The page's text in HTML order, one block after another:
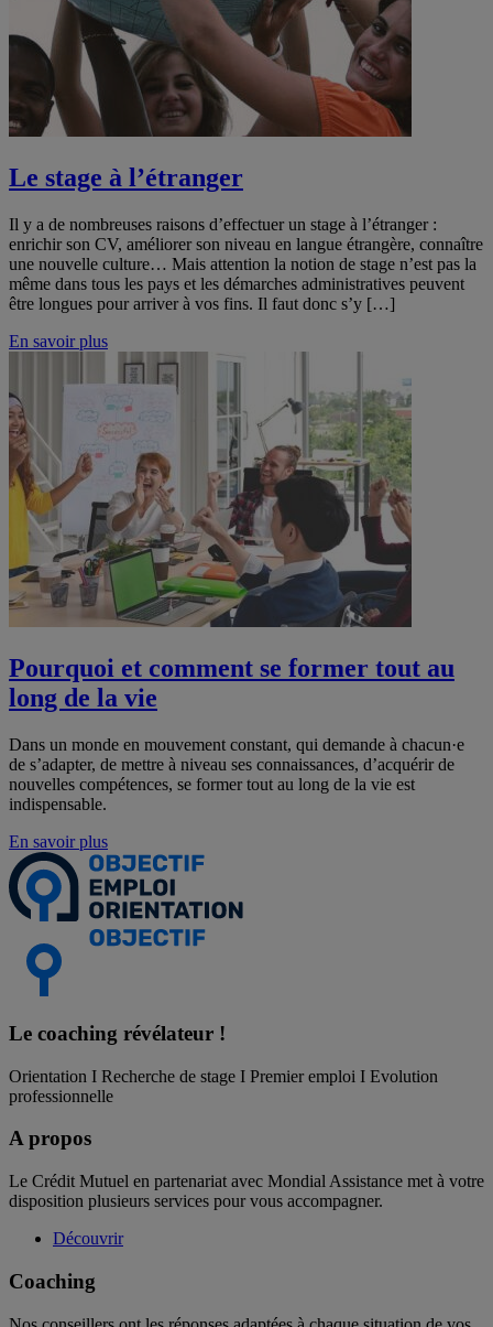
Le stage à l’étranger
Il y a de nombreuses raisons d’effectuer un stage à l’étranger :
enrichir son CV, améliorer son niveau en langue étrangère, connaître
une nouvelle culture… Mais attention la notion de stage n’est pas la
même dans tous les pays et les démarches administratives peuvent
être longues pour arriver à vos fins. Il faut donc s’y […]
En savoir plus
Pourquoi et comment se former tout au
long de la vie
Dans un monde en mouvement constant, qui demande à chacun·e
de s’adapter, de mettre à niveau ses connaissances, d’acquérir de
nouvelles compétences, se former tout au long de la vie est
indispensable.
En savoir plus
Le coaching révélateur !
Orientation I Recherche de stage I Premier emploi I Evolution
professionnelle
A propos
Le Crédit Mutuel en partenariat avec Mondial Assistance met à votre
disposition plusieurs services pour vous accompagner.
Découvrir
Coaching